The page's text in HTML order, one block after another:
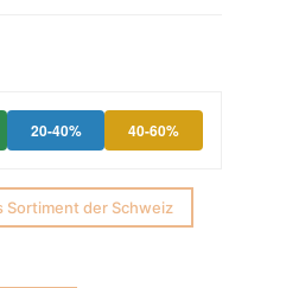
20-40% 40-60%
Sortiment der Schweiz